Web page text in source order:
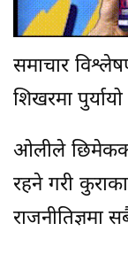
समाचार
शिखरमा
ओलीले छिमेकका
रहने गरी
राजनीतिज्ञमा